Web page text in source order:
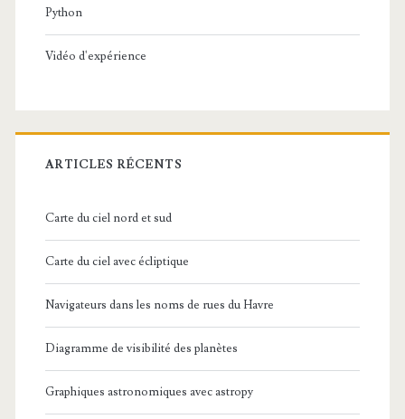
Python
Vidéo d'expérience
ARTICLES RÉCENTS
Carte du ciel nord et sud
Carte du ciel avec écliptique
Navigateurs dans les noms de rues du Havre
Diagramme de visibilité des planètes
Graphiques astronomiques avec astropy